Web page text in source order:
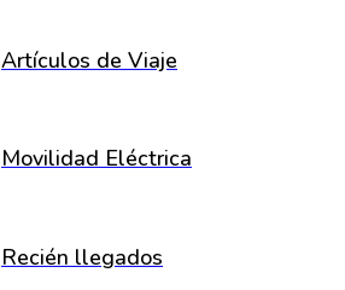
Artículos de Viaje
Movilidad Eléctrica
Recién llegados